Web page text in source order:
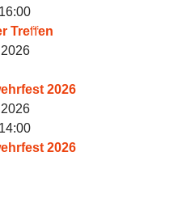
16:00
Treffen
2026
14:00
2026